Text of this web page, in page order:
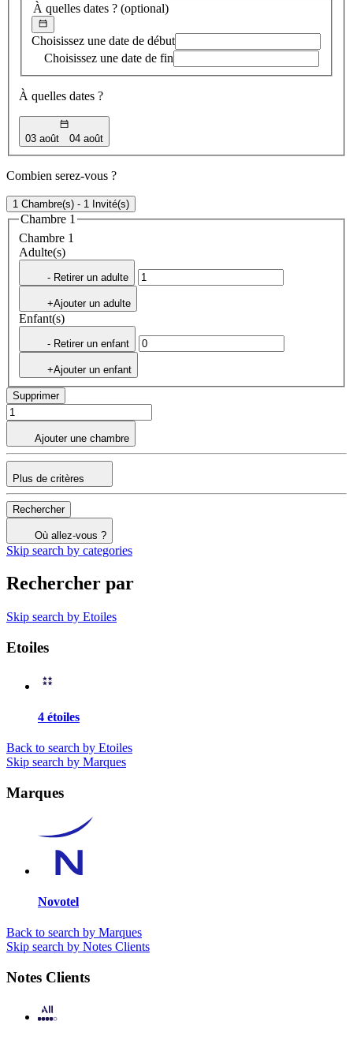
À quelles dates ? (optional)
Choisissez une date de début
Choisissez une date de fin
À quelles dates ?
03 août 04 août
Combien serez-vous ?
1 Chambre(s) - 1 Invité(s)
Chambre 1
Chambre 1
Adulte(s)
- Retirer un adulte
+Ajouter un adulte
Enfant(s)
- Retirer un enfant
+Ajouter un enfant
Supprimer
Ajouter une chambre
Plus de critères
Rechercher
Où allez-vous ?
Skip search by categories
Rechercher par
Skip search by Etoiles
Etoiles
4 étoiles
Back to search by Etoiles
Skip search by Marques
Marques
Novotel
Back to search by Marques
Skip search by Notes Clients
Notes Clients